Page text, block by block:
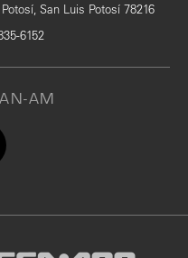
San Luis Potosí 78216
6152
AM